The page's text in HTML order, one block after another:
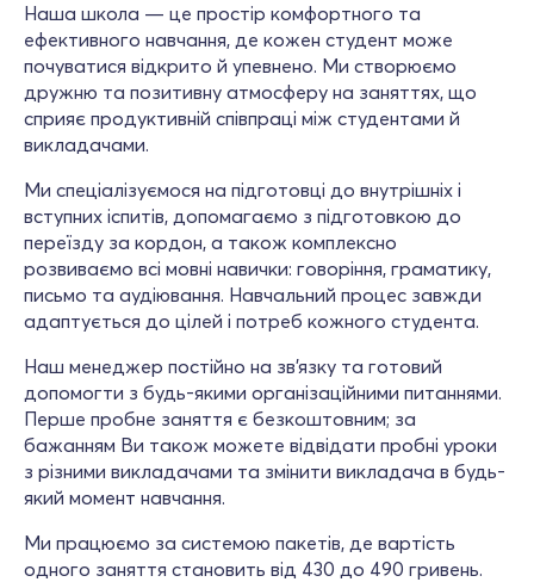
Наша школа — це простір комфортного та
ефективного навчання, де кожен студент може
почуватися відкрито й упевнено. Ми створюємо
дружню та позитивну атмосферу на заняттях, що
сприяє продуктивній співпраці між студентами й
викладачами.
Ми спеціалізуємося на підготовці до внутрішніх і
вступних іспитів, допомагаємо з підготовкою до
переїзду за кордон, а також комплексно
розвиваємо всі мовні навички: говоріння, граматику,
письмо та аудіювання. Навчальний процес завжди
адаптується до цілей і потреб кожного студента.
Наш менеджер постійно на зв’язку та готовий
допомогти з будь-якими організаційними питаннями.
Перше пробне заняття є безкоштовним; за
бажанням Ви також можете відвідати пробні уроки
з різними викладачами та змінити викладача в будь-
який момент навчання.
Ми працюємо за системою пакетів, де вартість
одного заняття становить від 430 до 490 гривень.